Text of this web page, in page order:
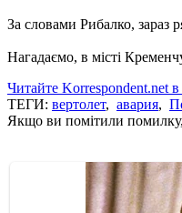
За словами Рибалко, зараз
Нагадаємо, в місті
Читайте Korrespondent.net
ТЕГИ: вертолет, авария,
Якщо ви помітили помилку,